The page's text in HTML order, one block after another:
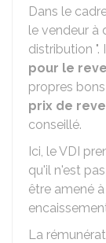
Dans le
le vendeur à
distribution ".
pour le
propres
prix de
conseillé.
Ici, le VDI
qu'il n'est
être amené
La